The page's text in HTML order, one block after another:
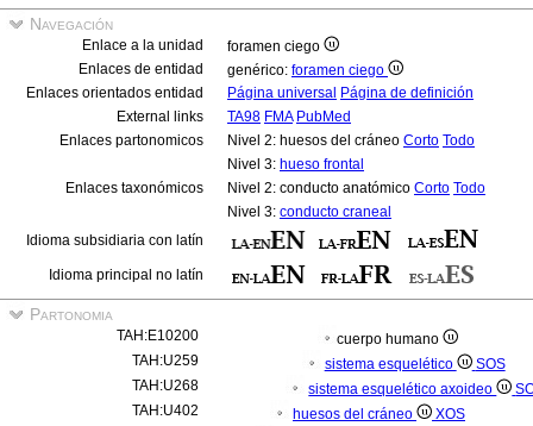
Navegación
Enlace a la unidad
foramen ciego
Enlaces de entidad
genérico: foramen ciego
Enlaces orientados entidad
Página universal Página de definición
External links
TA98 FMA PubMed
Enlaces partonomicos
Nivel 2: huesos del cráneo Corto Todo
Nivel 3: hueso frontal
Enlaces taxonómicos
Nivel 2: conducto anatómico Corto Todo
Nivel 3: conducto craneal
Idioma subsidiaria con latín
Idioma principal no latín
Partonomia
TAH:E10200
cuerpo humano
TAH:U259
sistema esquelético
SOS
TAH:U268
sistema esquelético axoideo
TAH:U402
huesos del cráneo
XOS